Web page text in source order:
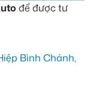
để được tư
Bình Chánh,